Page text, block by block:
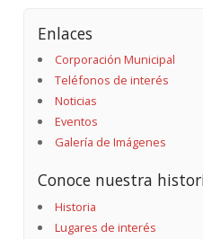
Enlaces
Corporación Municipal
Teléfonos de interés
Noticias
Eventos
Galería de Imágenes
Conoce nuestra
Historia
Lugares de interés